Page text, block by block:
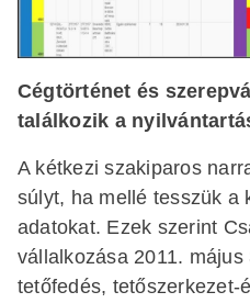
Cégtörténet és
találkozik a
A kétkezi szakiparos
súlyt, ha mellé tesszük a
adatokat. Ezek szerint
vállalkozása 2011.
tetőfedés, tetőszerkezet-